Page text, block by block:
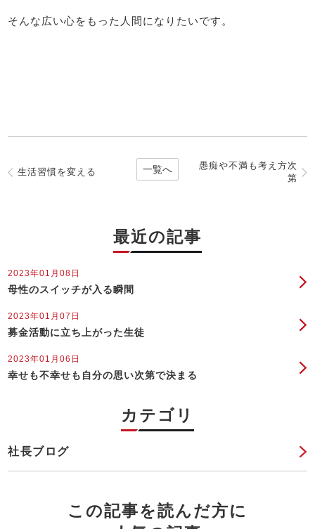
そんな広い心をもった人間になりたいです。
生活習慣を変える
愚痴や不満も考え方次
第
一覧へ
最近の記事
2023年01月08日
母性のスイッチが入る瞬間
2023年01月07日
募金活動に立ち上がった生徒
2023年01月06日
幸せも不幸せも自分の思い次第で決まる
カテゴリ
社長ブログ
この記事を読んだ方に